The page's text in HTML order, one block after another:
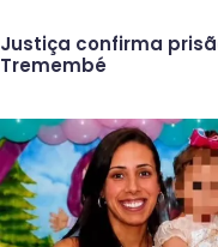
Justiça confirma
Tremembé